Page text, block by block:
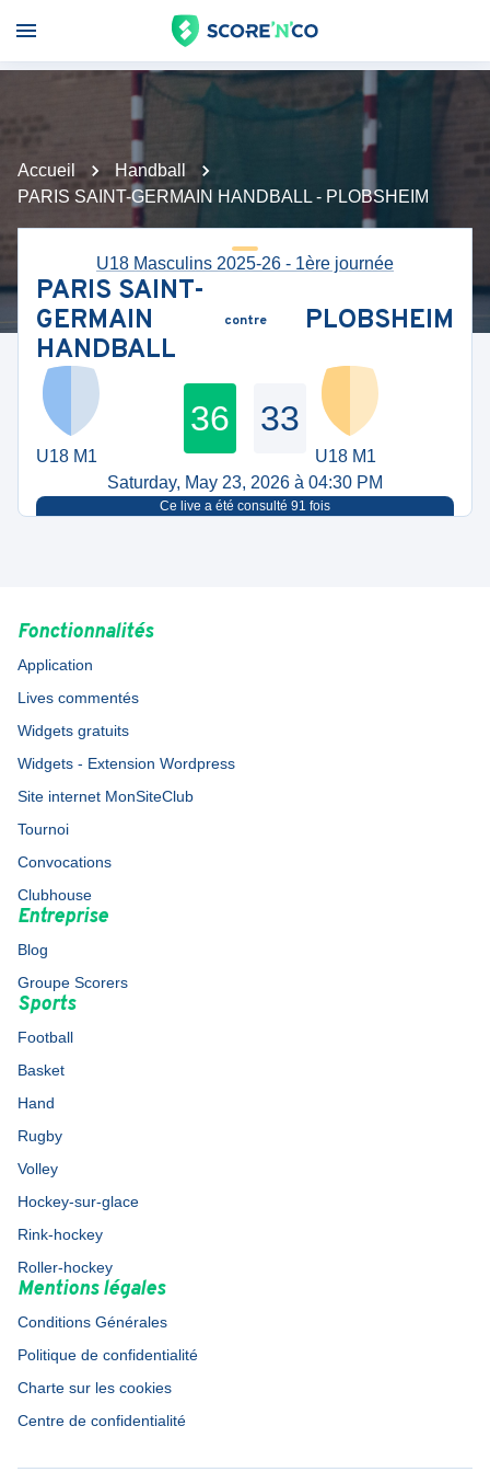
Accueil
Handball
PARIS SAINT-GERMAIN HANDBALL - PLOBSHEIM
U18 Masculins 2025-26 - 1ère journée
PARIS SAINT-
GERMAIN
HANDBALL
contre PLOBSHEIM
U18 M1
36 33
U18 M1
Saturday, May 23, 2026 à 04:30 PM
Ce live a été consulté 91 fois
Fonctionnalités
Application
Lives commentés
Widgets gratuits
Widgets - Extension Wordpress
Site internet MonSiteClub
Tournoi
Convocations
Clubhouse
Entreprise
Blog
Groupe Scorers
Sports
Football
Basket
Hand
Rugby
Volley
Hockey-sur-glace
Rink-hockey
Roller-hockey
Mentions légales
Conditions Générales
Politique de confidentialité
Charte sur les cookies
Centre de confidentialité